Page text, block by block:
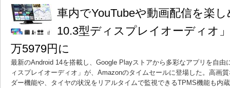
車内でYouTubeや動画配信を楽
10.3型ディスプレイオーディオ
万5979円に
最新のAndroid 14を搭載し、Google Playストアから多彩なアプリを自由
ィスプレイオーディオ」が、Amazonのタイムセールに登場した。高画
ダー機能や、タイヤの状況をリアルタイムで監視できるTPMS機能も内